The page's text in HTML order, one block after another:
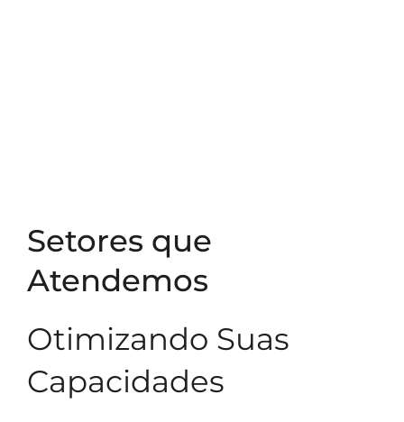
Setores que
Atendemos
Otimizando Suas
Capacidades